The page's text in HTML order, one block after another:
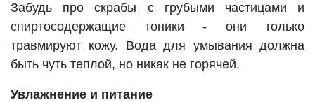
Забудь про скрабы с грубыми частицами и
спиртосодержащие тоники - они только
травмируют кожу. Вода для умывания должна
быть чуть теплой, но никак не горячей.
Увлажнение и питание